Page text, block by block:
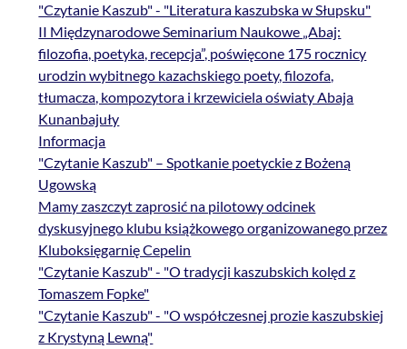
"Czytanie Kaszub" - "Literatura kaszubska w Słupsku"
II Międzynarodowe Seminarium Naukowe „Abaj:
filozofia, poetyka, recepcja”, poświęcone 175 rocznicy
urodzin wybitnego kazachskiego poety, filozofa,
tłumacza, kompozytora i krzewiciela oświaty Abaja
Kunanbajuły
Informacja
"Czytanie Kaszub" – Spotkanie poetyckie z Bożeną
Ugowską
Mamy zaszczyt zaprosić na pilotowy odcinek
dyskusyjnego klubu książkowego organizowanego przez
Kluboksięgarnię Cepelin
"Czytanie Kaszub" - "O tradycji kaszubskich kolęd z
Tomaszem Fopke"
"Czytanie Kaszub" - "O współczesnej prozie kaszubskiej
z Krystyną Lewną"